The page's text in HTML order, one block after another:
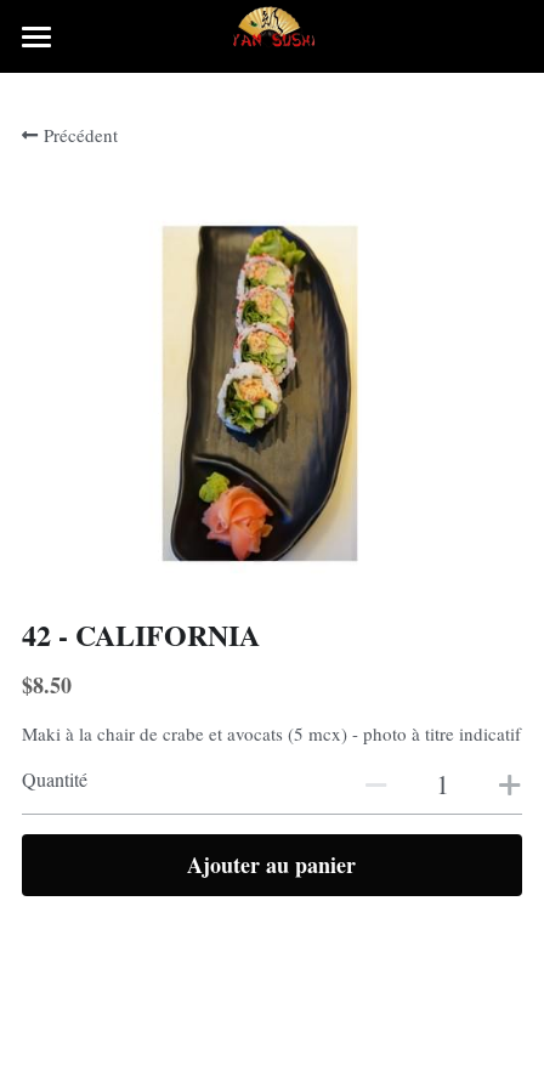
Accueil
Rechercher
Précédent
42 - CALIFORNIA
$8.50
Maki à la chair de crabe et avocats (5 mcx) - photo à titre indicatif
Quantité
Ajouter au panier
LES CATÉGORIES DE LA BOUTIQUE